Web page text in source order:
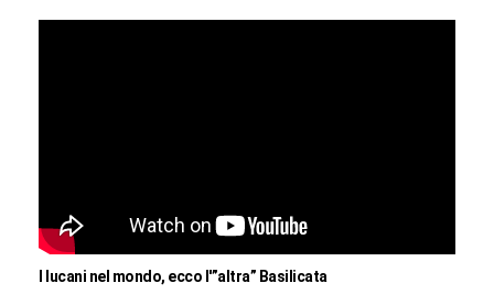
I lucani nel mondo, ecco l'”altra” Basilicata